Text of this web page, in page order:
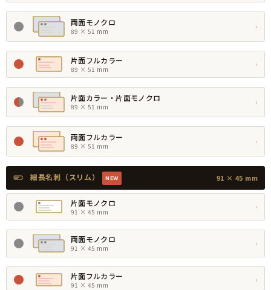
両面モノクロ
89 × 51 mm
›
片面フルカラー
89 × 51 mm
›
片面カラー・片面モノクロ
89 × 51 mm
›
両面フルカラー
89 × 51 mm
›
細長名刺（スリム） NEW 91 × 45 mm
片面モノクロ
91 × 45 mm
›
両面モノクロ
91 × 45 mm
›
片面フルカラー
91 × 45 mm
›